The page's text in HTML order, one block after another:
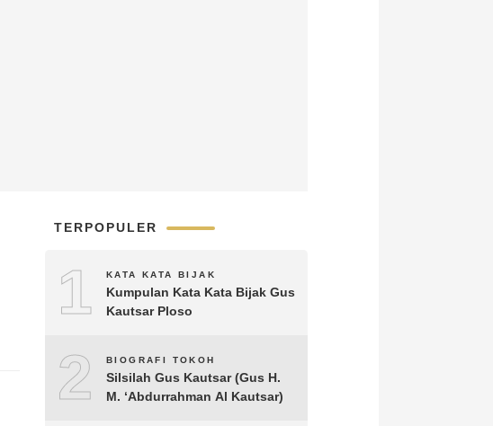
TERPOPULER
1 KATA KATA BIJAK
Kumpulan Kata Kata Bijak Gus
Kautsar Ploso
2 BIOGRAFI TOKOH
Silsilah Gus Kautsar (Gus H.
M. ‘Abdurrahman Al Kautsar)